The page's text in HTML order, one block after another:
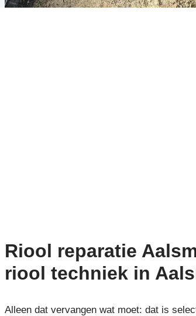
Riool reparatie
riool techniek in
Alleen dat vervangen wat moet: dat is